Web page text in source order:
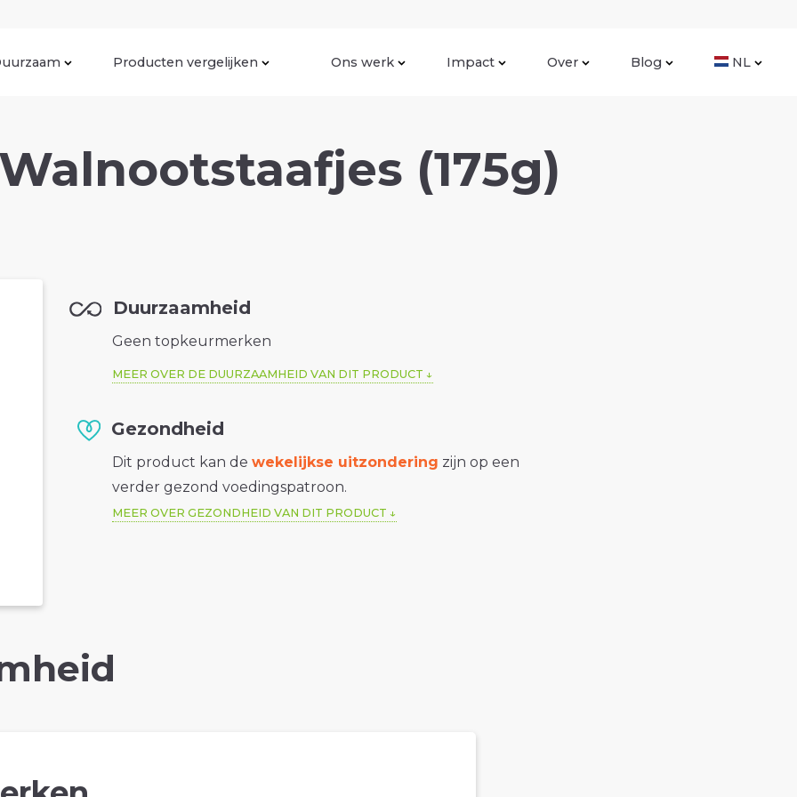
Producten vergelijken Ons werk Impact Over Blog NL
(175g)
Duurzaamheid
Geen topkeurmerken
MEER OVER DE DUURZAAMHEID VAN DIT PRODUCT
Gezondheid
Dit product kan dewekelijkse uitzondering zijn op een
verder gezond voedingspatroon.
MEER OVER GEZONDHEID VAN DIT PRODUCT